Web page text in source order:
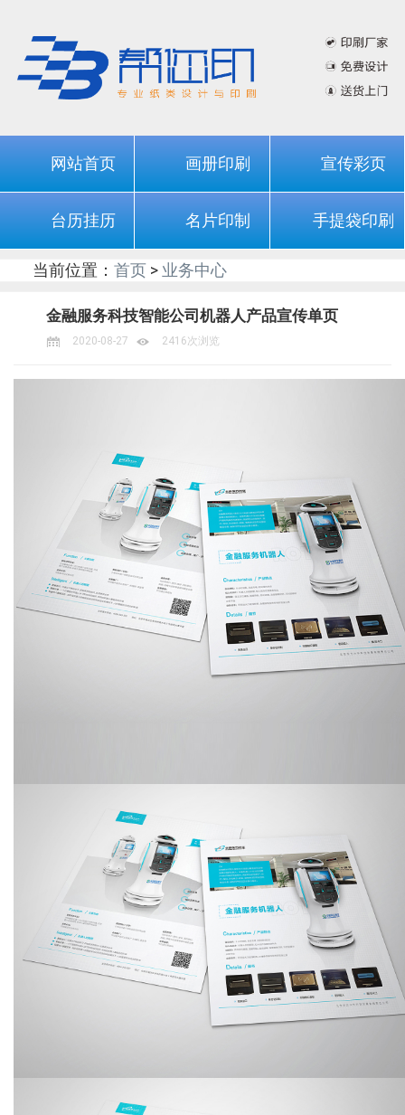
网站首页 画册印刷 宣传彩页
台历挂历 名片印制 手提袋印刷
当前位置： 首页> 业务中心
金融服务科技智能公司机器人产品宣传单页
2020-08-27 2416次浏览